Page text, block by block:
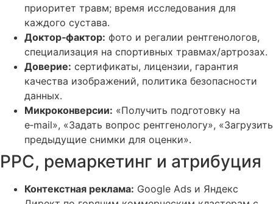
приоритет травм; время исследования для
каждого сустава.
Доктор‑фактор: фото и регалии рентгенологов,
специализация на спортивных травмах/артрозах.
Доверие: сертификаты, лицензии, гарантия
качества изображений, политика безопасности
данных.
Микроконверсии: «Получить подготовку на
e‑mail», «Задать вопрос рентгенологу», «Загрузить
предыдущие снимки для оценки».
PPC, ремаркетинг и атрибуция
Контекстная реклама: Google Ads и Яндекс